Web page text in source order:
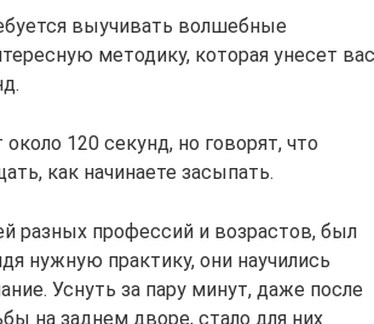
выучивать волшебные
методику, которая унесет вас
120 секунд, но говорят, что
как начинаете засыпать.
разных профессий и возрастов, был
нужную практику, они научились
Уснуть за пару минут, даже после
на заднем дворе, стало для них